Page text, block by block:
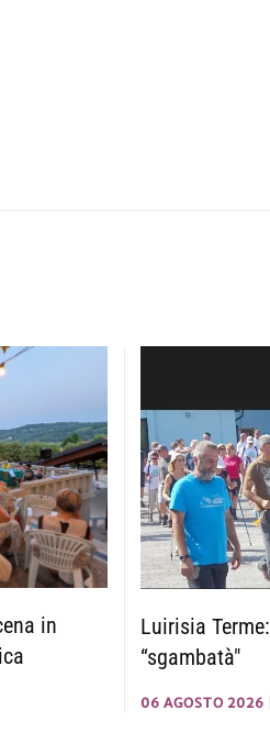
in
Luirisia
“sgambatà"
06 AGOSTO 2026